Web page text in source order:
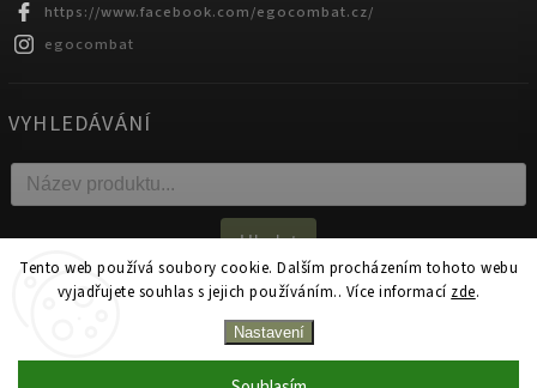
Tento web používá soubory cookie. Dalším procházením tohoto webu
vyjadřujete souhlas s jejich používáním.. Více informací zde.
Nastavení
https://www.facebook.com/egocombat.cz/
egocombat
VYHLEDÁVÁNÍ
Hledat
egocombat.cz. Všechna práva vyhrazena.
Upravit nastavení cookies